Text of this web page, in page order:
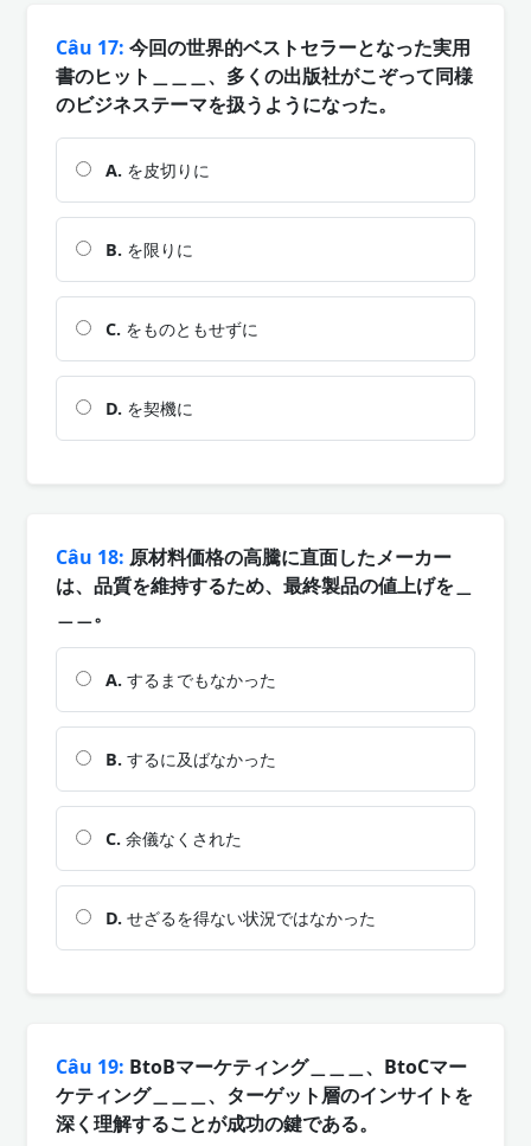
Câu 17: 今回の世界的ベストセラーとなった実用
書のヒット＿＿＿、多くの出版社がこぞって同様
のビジネステーマを扱うようになった。
A. を皮切りに
B. を限りに
C. をものともせずに
D. を契機に
Câu 18: 原材料価格の高騰に直面したメーカー
は、品質を維持するため、最終製品の値上げを＿
＿＿。
A. するまでもなかった
B. するに及ばなかった
C. 余儀なくされた
D. せざるを得ない状況ではなかった
Câu 19: BtoBマーケティング＿＿＿、BtoCマー
ケティング＿＿＿、ターゲット層のインサイトを
深く理解することが成功の鍵である。